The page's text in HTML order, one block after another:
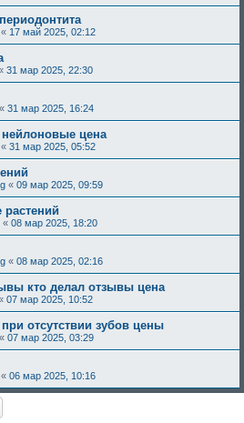
« 17 май 2025, 02:12
31 мар 2025, 22:30
« 31 мар 2025, 16:24
цена
« 31 мар 2025, 05:52
« 09 мар 2025, 09:59
растений
« 08 мар 2025, 18:20
« 08 мар 2025, 02:16
кто делал отзывы цена
07 мар 2025, 10:52
отсутствии зубов цены
« 07 мар 2025, 03:29
« 06 мар 2025, 10:16